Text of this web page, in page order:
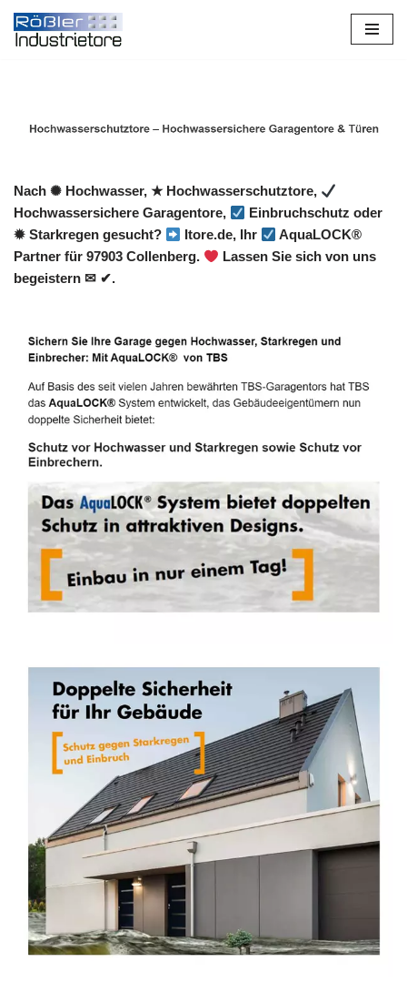
Zum
Nach ✺ Hochwasser, ★ Hochwasserschutztore,
Hochwassersichere Garagentore,
Einbruchschutz oder
✹ Starkregen gesucht?
Itore.de, Ihr
AquaLOCK®
Partner für 97903 Collenberg.
Lassen Sie sich von uns
begeistern ✉ ✔.